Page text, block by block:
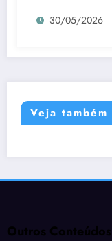
30/05/2026
Veja
Outros